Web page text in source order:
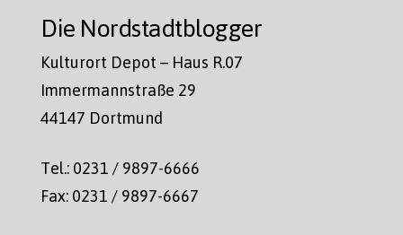
Die Nordstadtblogger
Kulturort Depot – Haus R.07
Immermannstraße 29
44147 Dortmund
Tel.: 0231 / 9897-6666
Fax: 0231 / 9897-6667